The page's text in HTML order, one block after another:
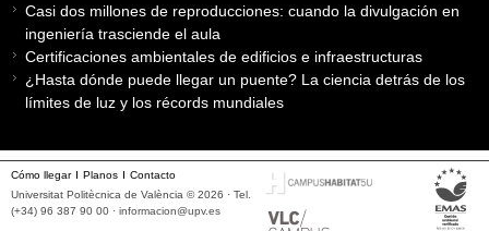
Casi dos millones de reproducciones: cuando la divulgación en
ingeniería trasciende el aula
Certificaciones ambientales de edificios e infraestructuras
¿Hasta dónde puede llegar un puente? La ciencia detrás de los
límites de luz y los récords mundiales
Cómo llegar Planos
Contacto
Universitat Politècnica de València © 2026 · Tel.
(+34) 96 387 90 00 · informacion@upv.es